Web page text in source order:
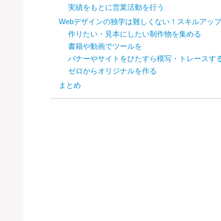
実績をもとに営業活動を行う
Webデザインの独学は難しくない！スキルアッ
作りたい・見本にしたい制作物を集める
書籍や動画でツールを
バナーやサイトをひたすら模写・トレースす
ゼロからオリジナルを作る
まとめ